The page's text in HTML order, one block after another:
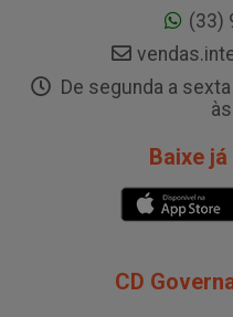
(33)
De segunda a
Baixe
CD